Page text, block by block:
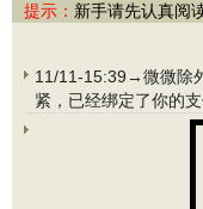
提示： 新手请先认真阅
11/11-15:39→微微除
紧，已经绑定了你的